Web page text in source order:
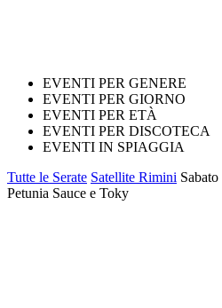
EVENTI PER GENERE
EVENTI PER GIORNO
EVENTI PER ETÀ
EVENTI PER DISCOTECA
EVENTI IN SPIAGGIA
Tutte le Serate Satellite Rimini
Petunia Sauce e Toky